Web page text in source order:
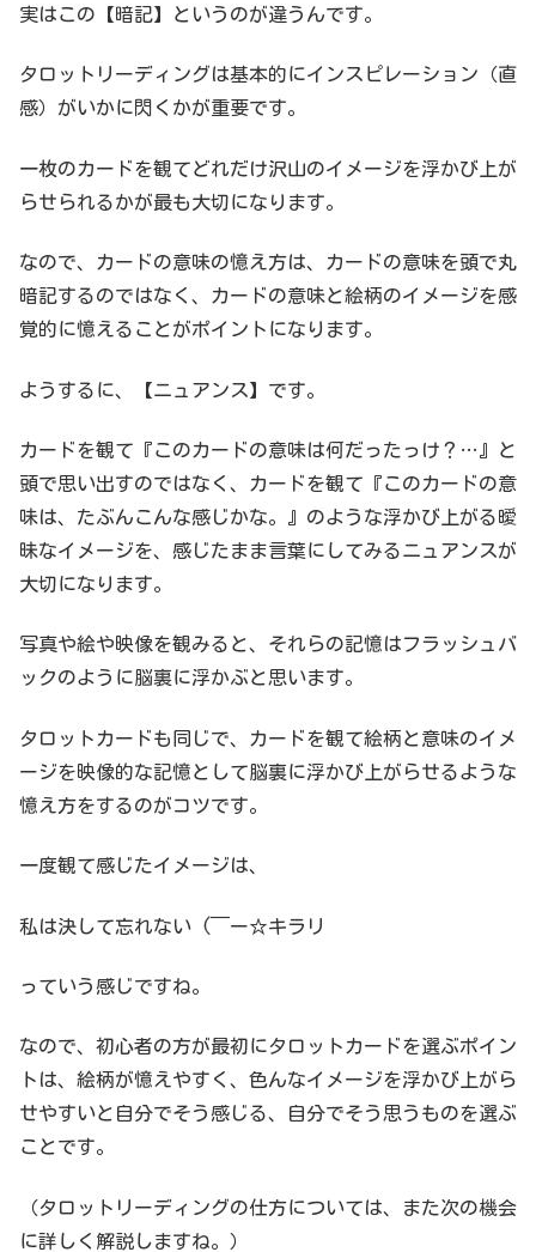
実はこの【暗記】というのが違うんです。
タロットリーディングは基本的にインスピレーション（直
感）がいかに閃くかが重要です。
一枚のカードを観てどれだけ沢山のイメージを浮かび上が
らせられるかが最も大切になります。
なので、カードの意味の憶え方は、カードの意味を頭で丸
暗記するのではなく、カードの意味と絵柄のイメージを感
覚的に憶えることがポイントになります。
ようするに、【ニュアンス】です。
カードを観て『このカードの意味は何だったっけ？…』と
頭で思い出すのではなく、カードを観て『このカードの意
味は、たぶんこんな感じかな。』のような浮かび上がる曖
昧なイメージを、感じたまま言葉にしてみるニュアンスが
大切になります。
写真や絵や映像を観みると、それらの記憶はフラッシュバ
ックのように脳裏に浮かぶと思います。
タロットカードも同じで、カードを観て絵柄と意味のイメ
ージを映像的な記憶として脳裏に浮かび上がらせるような
憶え方をするのがコツです。
一度観て感じたイメージは、
私は決して忘れない (￣ー☆キラリ
っていう感じですね。
なので、初心者の方が最初にタロットカードを選ぶポイン
トは、絵柄が憶えやすく、色んなイメージを浮かび上がら
せやすいと自分でそう感じる、自分でそう思うものを選ぶ
ことです。
（タロットリーディングの仕方については、また次の機会
に詳しく解説しますね。）